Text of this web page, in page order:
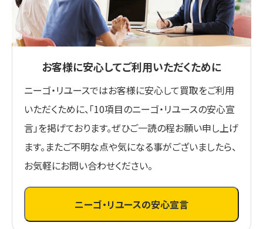
お客様に安心してご利用いただくために
ニーゴ・リユースではお客様に安心して買取をご利用
いただくために、「10項目のニーゴ・リユースの安心宣
言」を掲げております。ぜひご一読の程お願い申し上げ
ます。またご不明な点や気になる事がございましたら、
お気軽にお問い合わせください。
ニーゴ・リユースの安心宣言